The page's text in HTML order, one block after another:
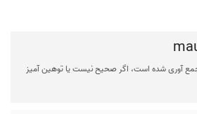
آوری شده است، اگر صحیح نیست یا توهین آمیز